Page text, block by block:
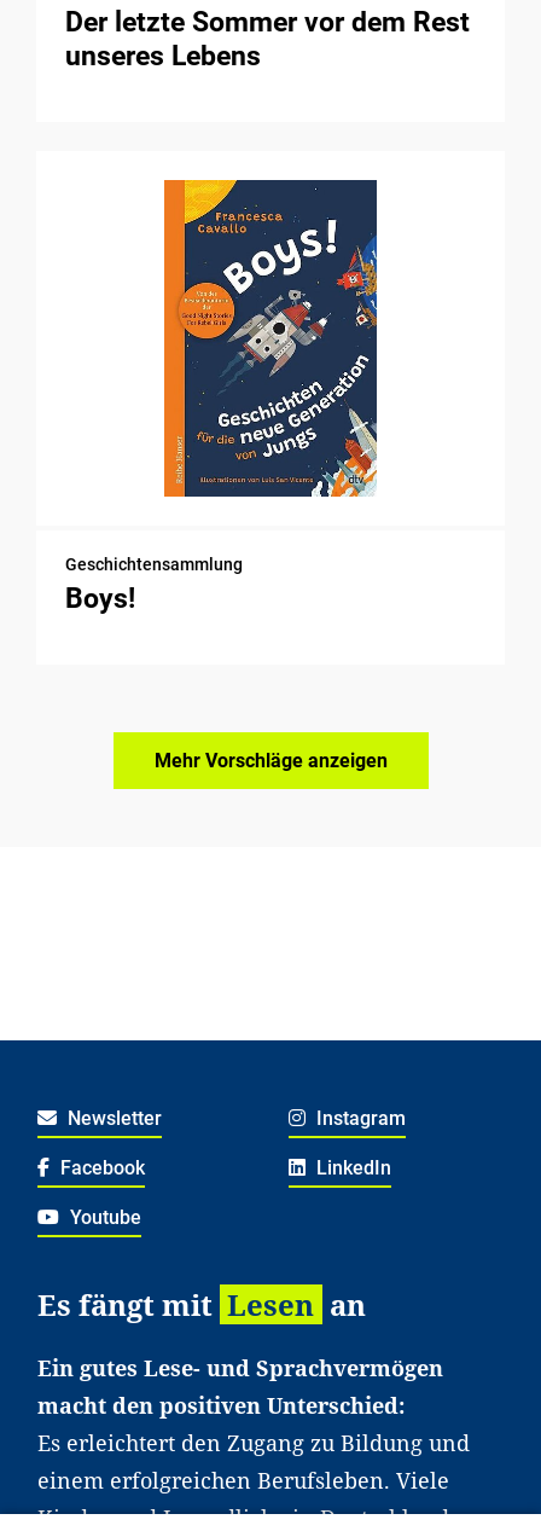
Der letzte Sommer vor dem Rest
unseres Lebens
Geschichtensammlung
Boys!
Mehr Vorschläge anzeigen
Newsletter Instagram
Facebook LinkedIn
Youtube
Es fängt mit Lesen an
Ein gutes Lese- und Sprachvermögen
macht den positiven Unterschied:
Es erleichtert den Zugang zu Bildung und
einem erfolgreichen Berufsleben. Viele
Kinder und Jugendliche in Deutschland